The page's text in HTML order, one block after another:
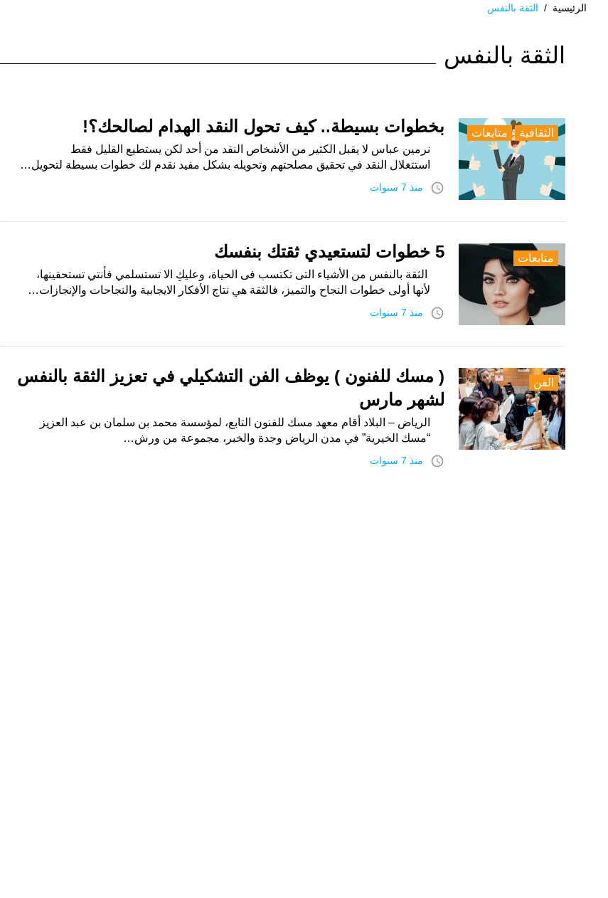
الرئيسية / الثقة بالنفس
الوسم:
الثقة بالنفس
الثقافية متابعات بخطوات بسيطة.. كيف تحول النقد الهدام لصالحك؟!
نرمين عباس لا يقبل الكثير من الأشخاص النقد من أحد لكن يستطيع القليل فقط
استتغلال النقد في تحقيق مصلحتهم وتحويله بشكل مفيد نقدم لك خطوات بسيطة لتحويل…
access_time منذ 7 سنوات
متابعات 5 خطوات لتستعيدي ثقتك بنفسك
الثقة بالنفس من الأشياء التى تكتسب فى الحياة، وعليكِ الا تستسلمي فأنتي تستحقينها،
لأنها أولى خطوات النجاح والتميز، فالثقة هي نتاج الأفكار الايجابية والنجاحات والإنجازات…
access_time منذ 7 سنوات
الفن
( مسك للفنون ) يوظف الفن التشكيلي في تعزيز الثقة بالنفس
لشهر مارس
الرياض – البلاد أقام معهد مسك للفنون التابع، لمؤسسة محمد بن سلمان بن عبد العزيز
“مسك الخيرية” في مدن الرياض وجدة والخبر، مجموعة من ورش…
access_time منذ 7 سنوات